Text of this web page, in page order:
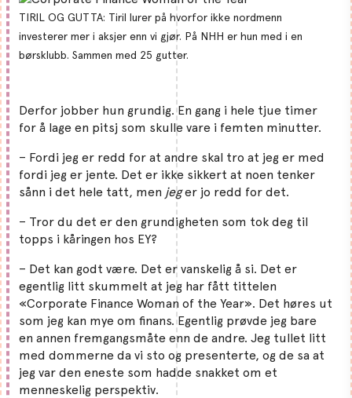
TIRIL OG GUTTA: Tiril lurer på hvorfor ikke nordmenn
investerer mer i aksjer enn vi gjør. På NHH er hun med i en
børsklubb. Sammen med 25 gutter.
Derfor jobber hun grundig. En gang i hele tjue timer
for å lage en pitsj som skulle vare i femten minutter.
– Fordi jeg er redd for at andre skal tro at jeg er med
fordi jeg er jente. Det er ikke sikkert at noen tenker
sånn i det hele tatt, men jeger jo redd for det.
– Tror du det er den grundigheten som tok deg til
topps i kåringen hos EY?
– Det kan godt være. Det er vanskelig å si. Det er
egentlig litt skummelt at jeg har fått tittelen
«Corporate Finance Woman of the Year». Det høres ut
som jeg kan mye om finans. Egentlig prøvde jeg bare
en annen fremgangsmåte enn de andre. Jeg tullet litt
med dommerne da vi sto og presenterte, og de sa at
jeg var den eneste som hadde snakket om et
menneskelig perspektiv.